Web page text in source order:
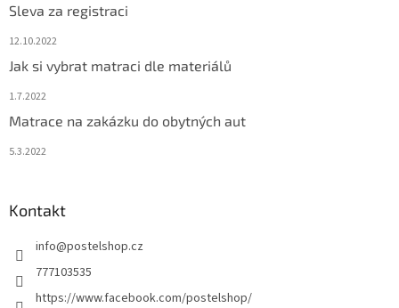
Sleva za registraci
12.10.2022
Jak si vybrat matraci dle materiálů
1.7.2022
Matrace na zakázku do obytných aut
5.3.2022
Kontakt
info@postelshop.cz
777103535
https://www.facebook.com/postelshop/